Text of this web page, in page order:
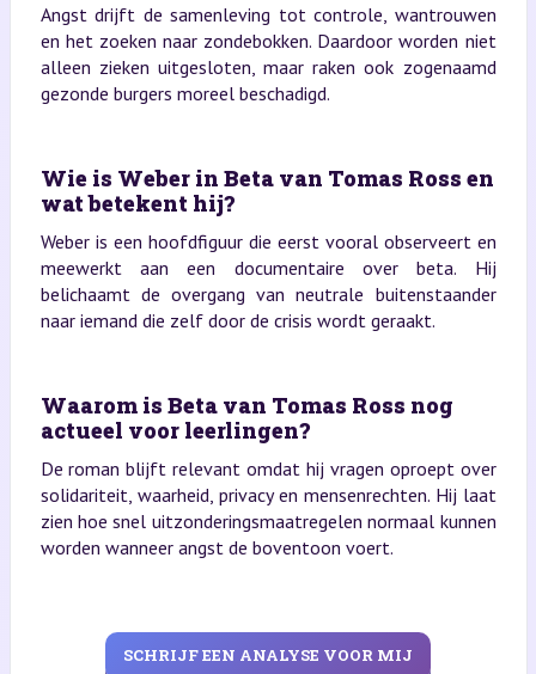
Angst drijft de samenleving tot controle, wantrouwen
en het zoeken naar zondebokken. Daardoor worden niet
alleen zieken uitgesloten, maar raken ook zogenaamd
gezonde burgers moreel beschadigd.
Wie is Weber in Beta van Tomas Ross en
wat betekent hij?
Weber is een hoofdfiguur die eerst vooral observeert en
meewerkt aan een documentaire over beta. Hij
belichaamt de overgang van neutrale buitenstaander
naar iemand die zelf door de crisis wordt geraakt.
Waarom is Beta van Tomas Ross nog
actueel voor leerlingen?
De roman blijft relevant omdat hij vragen oproept over
solidariteit, waarheid, privacy en mensenrechten. Hij laat
zien hoe snel uitzonderingsmaatregelen normaal kunnen
worden wanneer angst de boventoon voert.
SCHRIJF EEN ANALYSE VOOR MIJ